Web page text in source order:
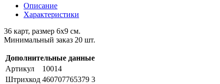
Описание
Характеристики
36 карт, размер 6х9 см.
Минимальный заказ 20 шт.
Дополнительные данные
Артикул
10014
Штрихкод 460707765379 3